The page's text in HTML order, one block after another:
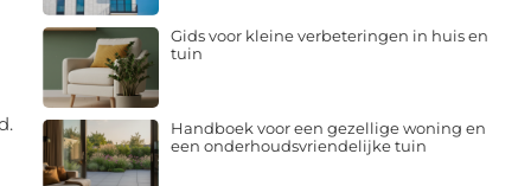
Gids voor kleine verbeteringen in huis en
tuin
Handboek voor een gezellige woning en
een onderhoudsvriendelijke tuin